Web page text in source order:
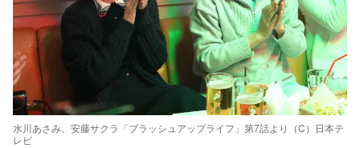
水川あさみ、安藤サクラ「ブラッシュアップライフ」第7話より（C）日本テ
レビ